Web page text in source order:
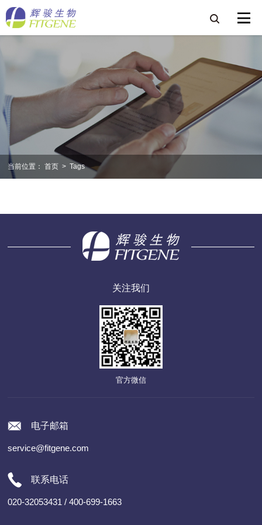
当前位置： 首页 > Tags
关注我们
官方微信
电子邮箱
service@fitgene.com
联系电话
020-32053431 / 400-699-1663